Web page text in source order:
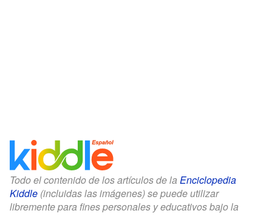
Todo el contenido de los artículos de la Enciclopedia
Kiddle (incluidas las imágenes) se puede utilizar
libremente para fines personales y educativos bajo la